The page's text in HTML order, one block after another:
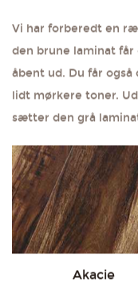
Vi har forberedt en
den brune laminat
åbent ud. Du får
lidt mørkere toner.
sætter den grå
Akacie